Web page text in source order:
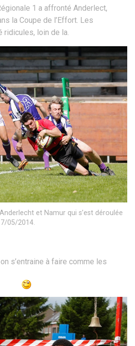
1 a affronté Anderlect,
la Coupe de l’Effort. Les
ridicules, loin de la.
et Namur qui s’est déroulée
05/2014.
s’entraine à faire comme les